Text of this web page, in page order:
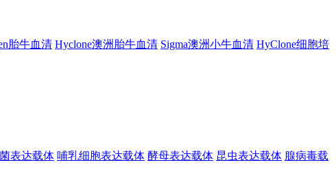
胎牛血清 Hyclone澳洲胎牛血清 Sigma澳洲小牛血清 HyClone细胞培
表达载体 哺乳细胞表达载体 酵母表达载体 昆虫表达载体 腺病毒载